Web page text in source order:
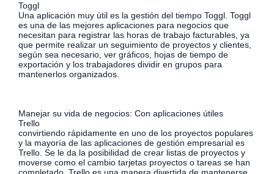
Toggl
Una aplicación muy útil es la gestión del tiempo Toggl. Toggl
es una de las mejores aplicaciones para negocios que
necesitan para registrar las horas de trabajo facturables, ya
que permite realizar un seguimiento de proyectos y clientes,
según sea necesario, ver gráficos, hojas de tiempo de
exportación y los trabajadores dividir en grupos para
mantenerlos organizados.
Manejar su vida de negocios: Con aplicaciones útiles
Trello
convirtiendo rápidamente en uno de los proyectos populares
y la mayoría de las aplicaciones de gestión empresarial es
Trello. Se le da la posibilidad de crear listas de proyectos y
moverse como el cambio tarjetas proyectos o tareas se han